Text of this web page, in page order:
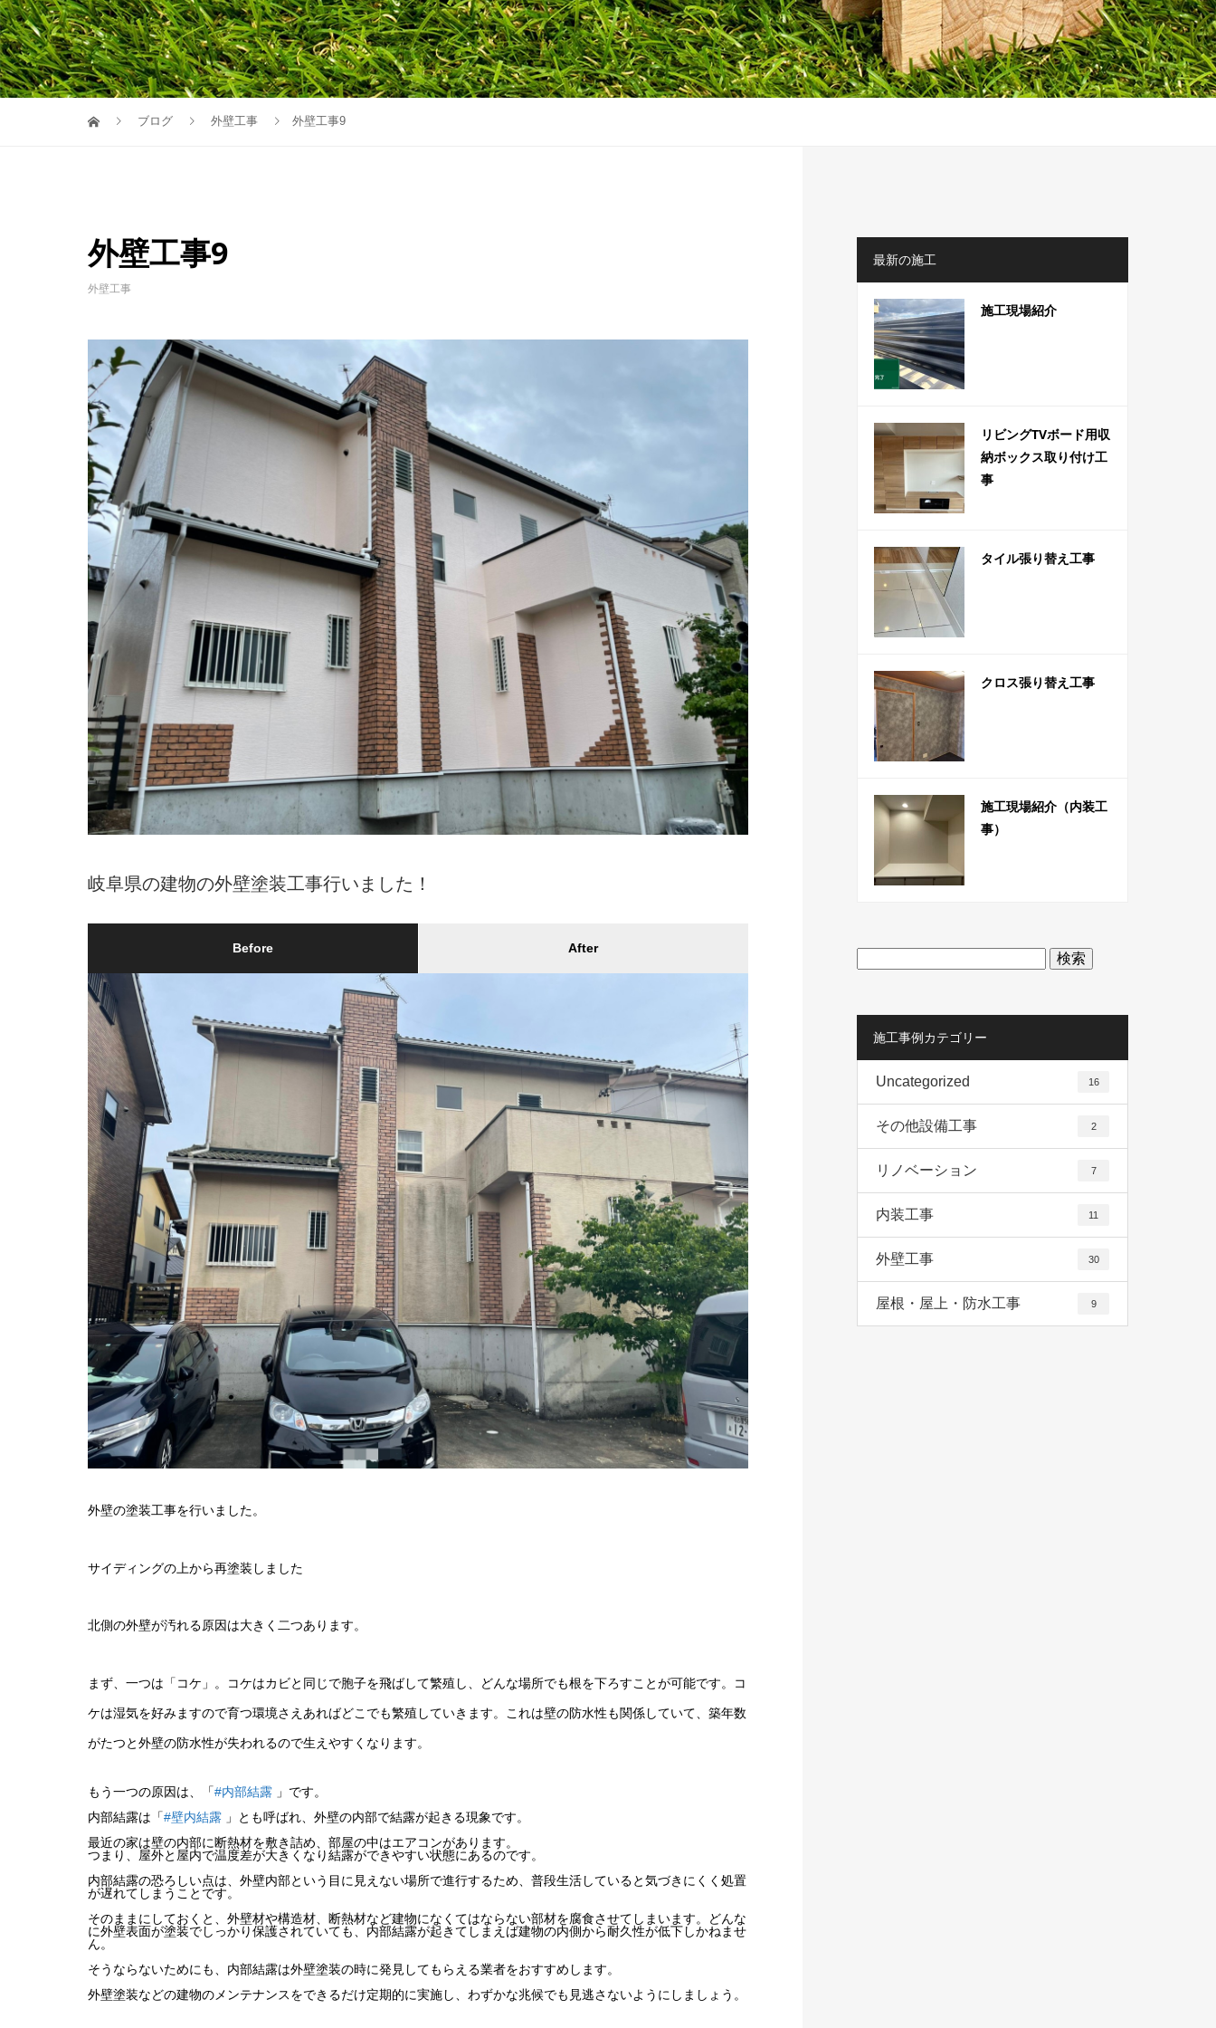
ブログ 外壁工事 外壁工事9
外壁工事9
外壁工事
岐阜県の建物の外壁塗装工事行いました！
Before After
外壁の塗装工事を行いました。
サイディングの上から再塗装しました
北側の外壁が汚れる原因は大きく二つあります。
まず、一つは「コケ」。 コケはカビと同じで胞子を飛ばして繁殖し、どんな場所でも根を下ろすことが可能です。コ
ケは湿気を好みますので育つ環境さえあればどこでも繁殖していきます。 これは壁の防水性も関係していて、築年数
がたつと外壁の防水性が失われるので生えやすくなります。
もう一つの原因は、「#内部結露 」です。
内部結露は「#壁内結露 」とも呼ばれ、外壁の内部で結露が起きる現象です。
最近の家は壁の内部に断熱材を敷き詰め、部屋の中はエアコンがあります。
つまり、屋外と屋内で温度差が大きくなり結露ができやすい状態にあるのです。
内部結露の恐ろしい点は、外壁内部という目に見えない場所で進行するため、普段生活していると気づきにくく処置
が遅れてしまうことです。
そのままにしておくと、外壁材や構造材、断熱材など建物になくてはならない部材を腐食させてしまいます。どんな
に外壁表面が塗装でしっかり保護されていても、内部結露が起きてしまえば建物の内側から耐久性が低下しかねませ
ん。
そうならないためにも、内部結露は外壁塗装の時に発見してもらえる業者をおすすめします。
外壁塗装などの建物のメンテナンスをできるだけ定期的に実施し、わずかな兆候でも見逃さないようにしましょう。
最新の施工
施工現場紹介
リビングTVボード用収
納ボックス取り付け工
事
タイル張り替え工事
クロス張り替え工事
施工現場紹介（内装工
事）
検
索:
施工事例カテゴリー
Uncategorized 16
その他設備工事 2
リノベーション 7
内装工事 11
外壁工事 30
屋根・屋上・防水工事 9